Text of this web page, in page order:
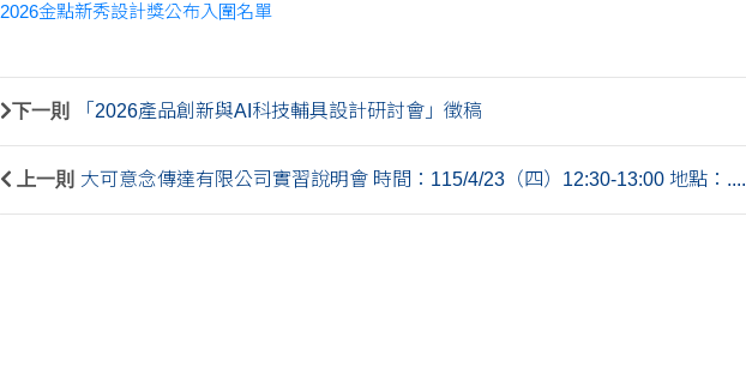
2026金點新秀設計獎公布入圍名單
下一則 「2026產品創新與AI科技輔具設計研討會」徵稿
上一則 大可意念傳達有限公司實習說明會 時間：115/4/23（四）12:30-13:00 地點：....